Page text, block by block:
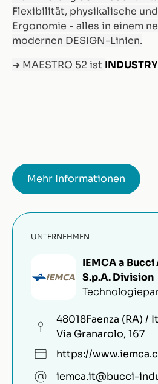
Flexibilität, physikalische
Ergonomie - alles in einem
modernen DESIGN-Linien.
➜ MAESTRO 52 ist
Mehr Informationen
UNTERNEHMEN
IEMCA a
S.p.A. Division
48018Faenza (RA) /
Via Granarolo, 167
https://
iemca.it@bucci-